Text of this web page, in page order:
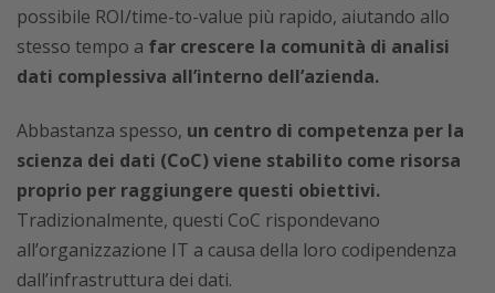
possibile ROI/time-to-value più rapido, aiutando allo
stesso tempo a far crescere la comunità di analisi
dati complessiva all’interno dell’azienda.
Abbastanza spesso, un centro di competenza per la
scienza dei dati (CoC) viene stabilito come risorsa
proprio per raggiungere questi obiettivi.
Tradizionalmente, questi CoC rispondevano
all’organizzazione IT a causa della loro codipendenza
dall’infrastruttura dei dati.